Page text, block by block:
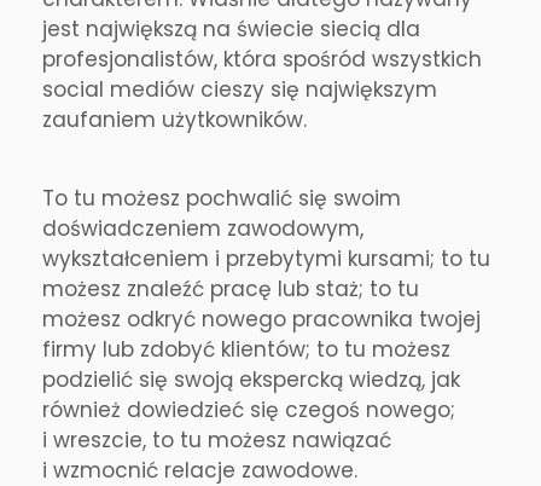
jest największą na świecie siecią dla
profesjonalistów, która spośród wszystkich
social mediów cieszy się największym
zaufaniem użytkowników.
To tu możesz pochwalić się swoim
doświadczeniem zawodowym,
wykształceniem i przebytymi kursami; to tu
możesz znaleźć pracę lub staż; to tu
możesz odkryć nowego pracownika twojej
firmy lub zdobyć klientów; to tu możesz
podzielić się swoją ekspercką wiedzą, jak
również dowiedzieć się czegoś nowego;
i wreszcie, to tu możesz nawiązać
i wzmocnić relacje zawodowe.